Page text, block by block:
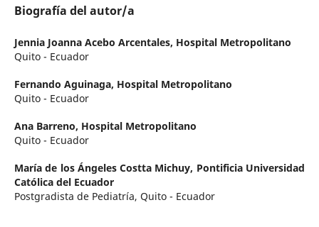
Biografía del autor/a
Jennia Joanna Acebo Arcentales, Hospital Metropolitano
Quito - Ecuador
Fernando Aguinaga, Hospital Metropolitano
Quito - Ecuador
Ana Barreno, Hospital Metropolitano
Quito - Ecuador
María de los Ángeles Costta Michuy, Pontificia Universidad
Católica del Ecuador
Postgradista de Pediatría, Quito - Ecuador